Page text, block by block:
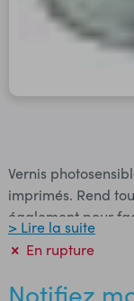
Vernis
imprimés. Rend tout support photosensible. Convient
également pour faces avant,
produit ne peut
aériennes.
> Lire la suite
En rupture
Notifiez